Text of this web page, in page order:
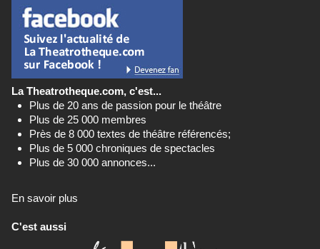
La Theatrotheque.com, c'est...
Plus de 20 ans de passion pour le théâtre
Plus de 25 000 membres
Près de 8 000 textes de théâtre référencés;
Plus de 5 000 chroniques de spectacles
Plus de 30 000 annonces...
En savoir plus
C'est aussi